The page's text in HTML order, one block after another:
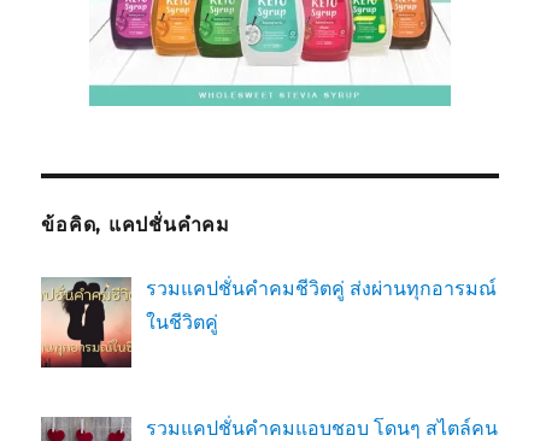
ข้อคิด, แคปชั่นคำคม
รวมแคปชั่นคำคมชีวิตคู่ ส่งผ่านทุกอารมณ์
ในชีวิตคู่
รวมแคปชั่นคำคมแอบชอบ โดนๆ สไตล์คน